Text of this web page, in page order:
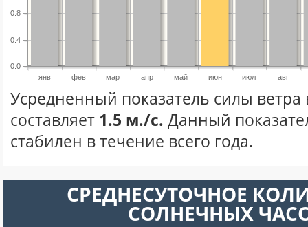
янв фев мар апр май июн июл авг
0.0
0.4
0.8
Усредненный показатель силы
составляет 1.5 м./с. Данный
стабилен в течение всего года.
СРЕДНЕСУТОЧНОЕ
СОЛНЕЧНЫХ